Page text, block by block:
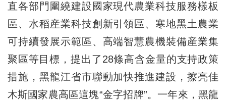
直各部門圍繞建設國家現代農業科技服務樣板
區、水稻産業科技創新引領區、寒地黑土農業
可持續發展示範區、高端智慧農機裝備産業集
聚區等目標，提出了28條高含金量的支持政策
措施，黑龍江省市聯動加快推進建設，擦亮佳
木斯國家農高區這塊“金字招牌”。一年來，黑龍